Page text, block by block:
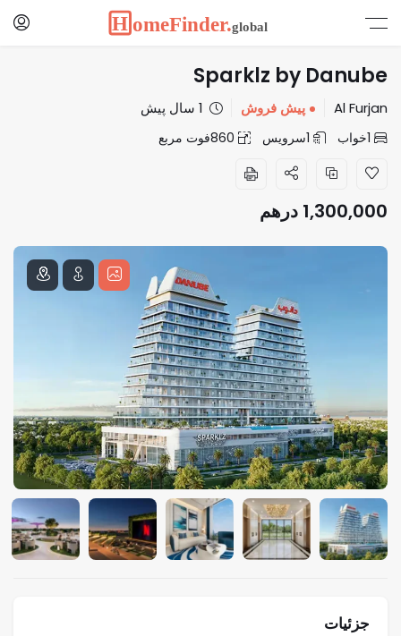
Sparklz by Danube
Al Furjan پیش فروش
1خواب 1سرویس 860فوت مربع
1,300,000 درهم
جزئیات